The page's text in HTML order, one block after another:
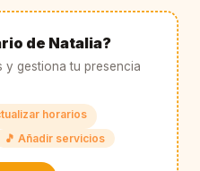
de Natalia?
y gestiona tu presencia
horarios
🎵 Añadir servicios